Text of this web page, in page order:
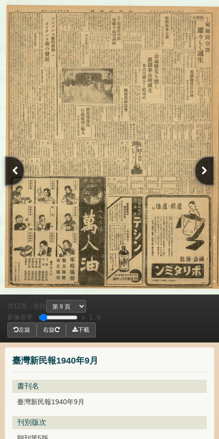
臺灣新民報1940年9月
書刊名
臺灣新民報1940年9月
刊別版次
共 12頁，
前往
影像倍率
x 1.0
左旋 右旋 下載